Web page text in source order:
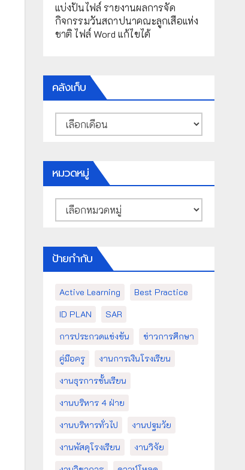
แบ่งปันไฟล์ รายงานผลการจัด
กิจกรรมวันสถาปนาคณะลูกเสือแห่ง
ชาติ ไฟล์ Word แก้ไขได้
คลังเก็บ
คลัง
เก็บ
หมวดหมู่
หมวด
หมู่
ป้ายกำกับ
Active Learning
Best Practice
ID PLAN
SAR
การประกวดแข่งขัน
ข่าวการศึกษา
คู่มือครู
งานการเงินโรงเรียน
งานธุรการชั้นเรียน
งานบริหาร 4 ฝ่าย
งานบริหารทั่วไป
งานปฐมวัย
งานพัสดุโรงเรียน
งานวิจัย